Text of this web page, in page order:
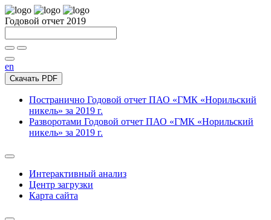
Годовой отчет 2019
en
Скачать PDF
Постранично Годовой отчет ПАО «ГМК «Норильский
никель» за 2019 г.
Разворотами Годовой отчет ПАО «ГМК «Норильский
никель» за 2019 г.
Интерактивный анализ
Центр загрузки
Карта сайта